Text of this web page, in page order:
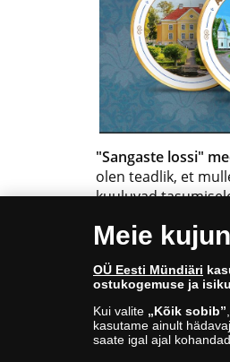
"Sangaste lossi"
olen teadlik, et
kuuluvad
* Esimese medali
medali, on
medali, helistage
Meie
OÜ Eesti Mündiäri
ostukogemuse ja
Kui valite „Kõik sobib”
kasutame ainult
saate igal ajal